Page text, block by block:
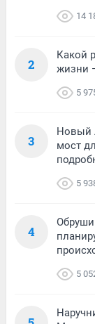
14
2
Какой
жизни
5
3
Новый
мост
5
4
5